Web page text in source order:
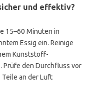
und effektiv?
15–60 Minuten in
Essig ein. Reinige
Kunststoff-
Prüfe den Durchfluss vor
Teile an der Luft